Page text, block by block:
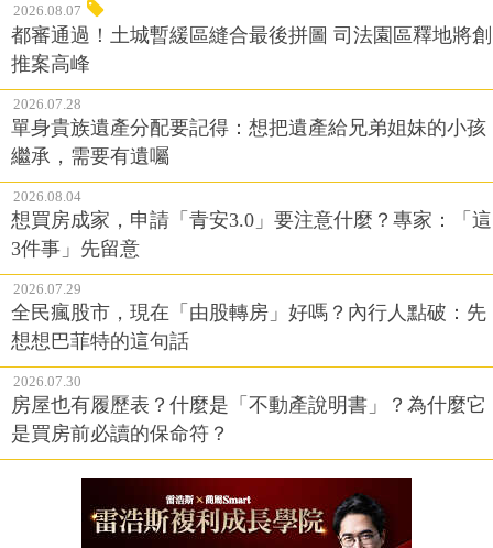
2026.08.07
都審通過！土城暫緩區縫合最後拼圖 司法園區釋地將創
推案高峰
2026.07.28
單身貴族遺產分配要記得：想把遺產給兄弟姐妹的小孩
繼承，需要有遺囑
2026.08.04
想買房成家，申請「青安3.0」要注意什麼？專家：「這
3件事」先留意
2026.07.29
全民瘋股市，現在「由股轉房」好嗎？內行人點破：先
想想巴菲特的這句話
2026.07.30
房屋也有履歷表？什麼是「不動產說明書」？為什麼它
是買房前必讀的保命符？